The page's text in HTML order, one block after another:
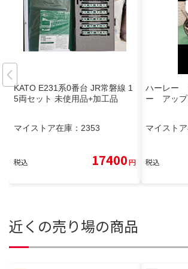
KATO E231系0番台 JR常磐線 1
5両セット 未使用品+加工品
マイストア在庫： 2353
税込 17400円
ハーレー
ー アップ
マイストア
税込
近くの売り場の商品